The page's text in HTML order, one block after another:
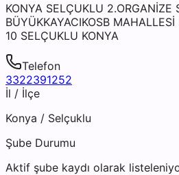
KONYA SELÇUKLU 2.ORGANİZE
BÜYÜKKAYACIKOSB
10 SELÇUKLU KONYA
Telefon
3322391252
İl / İlçe
Konya / Selçuklu
Şube Durumu
Aktif şube kaydı olarak